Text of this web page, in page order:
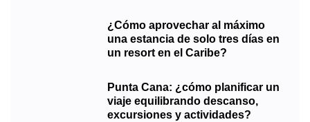
¿Cómo aprovechar al máximo
una estancia de solo tres días en
un resort en el Caribe?
Punta Cana: ¿cómo planificar un
viaje equilibrando descanso,
excursiones y actividades?